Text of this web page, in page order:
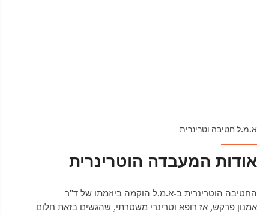
א.מ.ל חטיבה וטרינרית
אודות המעבדה הוטרינרית
החטיבה הוטרינרית ב-א.מ.ל הוקמה ביוזמתו של ד"ר
אמנון פרקש, אז רופא וטרינרי משטרתי, שהגשים בזאת חלום